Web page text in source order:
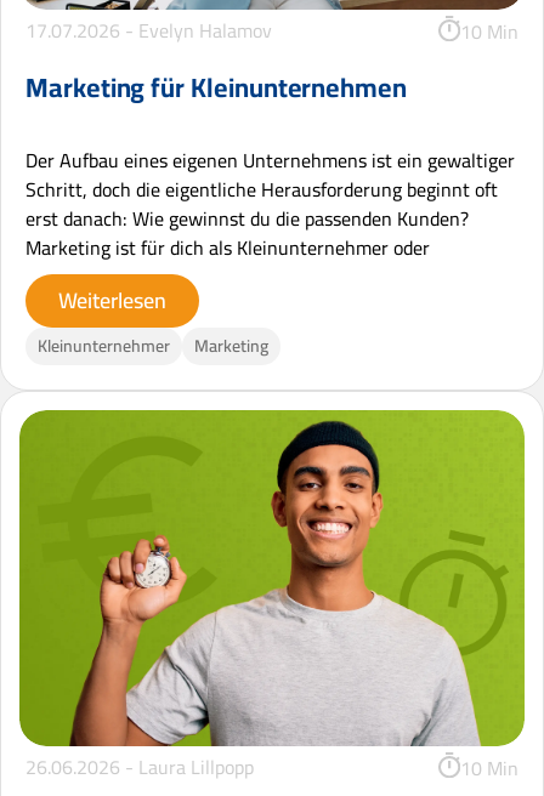
17.07.2026 - Evelyn Halamov 10 Min
Marketing für Kleinunternehmen
Der Aufbau eines eigenen Unternehmens ist ein gewaltiger
Schritt, doch die eigentliche Herausforderung beginnt oft
erst danach: Wie gewinnst du die passenden Kunden?
Marketing ist für dich als Kleinunternehmer oder
Weiterlesen
Kleinunternehmer Marketing
26.06.2026 - Laura Lillpopp 10 Min